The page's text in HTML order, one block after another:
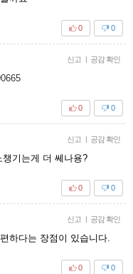
0
0
신고 | 공감 확인
0
0
신고 | 공감 확인
기는게 더 쎄나용?
0
0
신고 | 공감 확인
하다는 장점이 있습니다.
0
0